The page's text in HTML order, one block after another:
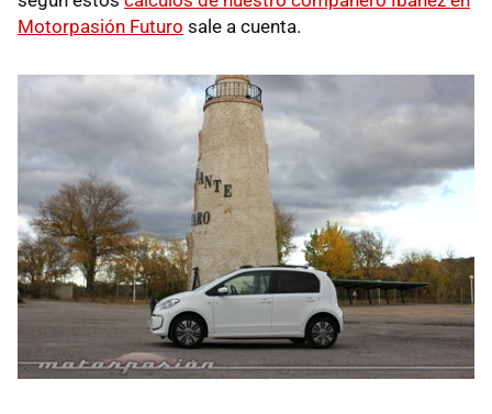
Motorpasión Futuro sale a cuenta.